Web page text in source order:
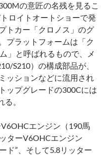
の意匠の名残を見るこ
ロイトオートショーで発
トカー「クロノス」のグ
プラットフォームは「ク
」と呼ばれるもので、メ
S210）の構成部品が、
ッションなどに流用され
ップグレードの300Cには
。
エンジン（190馬
ターV6OHCエンジン
ド”、そして5.8リッター